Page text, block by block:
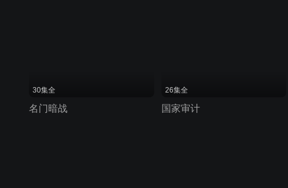
30集全
名门暗战
26集全
国家审计